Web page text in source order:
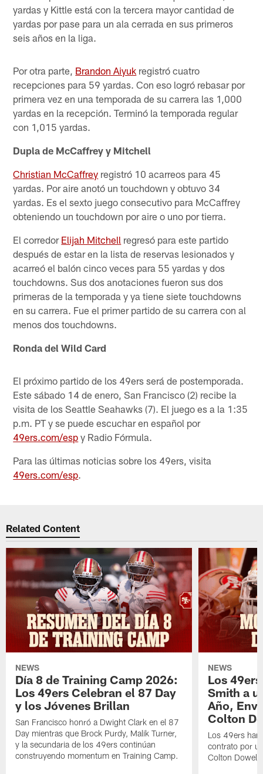
yardas y Kittle está con la tercera mayor cantidad de
yardas por pase para un ala cerrada en sus primeros
seis años en la liga.
Por otra parte, Brandon Aiyuk registró cuatro
recepciones para 59 yardas. Con eso logró rebasar por
primera vez en una temporada de su carrera las 1,000
yardas en la recepción. Terminó la temporada regular
con 1,015 yardas.
Dupla de McCaffrey y Mitchell
Christian McCaffrey registró 10 acarreos para 45
yardas. Por aire anotó un touchdown y obtuvo 34
yardas. Es el sexto juego consecutivo para McCaffrey
obteniendo un touchdown por aire o uno por tierra.
El corredor Elijah Mitchell regresó para este partido
después de estar en la lista de reservas lesionados y
acarreó el balón cinco veces para 55 yardas y dos
touchdowns. Sus dos anotaciones fueron sus dos
primeras de la temporada y ya tiene siete touchdowns
en su carrera. Fue el primer partido de su carrera con al
menos dos touchdowns.
Ronda del Wild Card
El próximo partido de los 49ers será de postemporada.
Este sábado 14 de enero, San Francisco (2) recibe la
visita de los Seattle Seahawks (7). El juego es a la 1:35
p.m. PT y se puede escuchar en español por
49ers.com/esp y Radio Fórmula.
Para las últimas noticias sobre los 49ers, visita
49ers.com/esp.
Related Content
NEWS
Día 8 de Training Camp 2026:
Los 49ers Celebran el 87 Day
y los Jóvenes Brillan
San Francisco honró a Dwight Clark en el 87
Day mientras que Brock Purdy, Malik Turner,
y la secundaria de los 49ers continúan
construyendo momentum en Training Camp.
NEWS
Los
Smith a
Año,
Colton
Los 49ers
contrato por
Colton Dowell.